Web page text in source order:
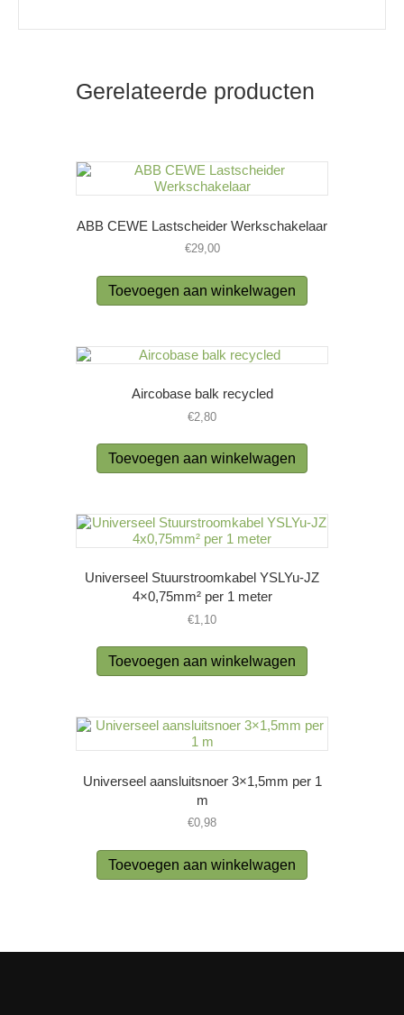
Gerelateerde producten
ABB CEWE Lastscheider Werkschakelaar
€29,00
Toevoegen aan winkelwagen
Aircobase balk recycled
€2,80
Toevoegen aan winkelwagen
Universeel Stuurstroomkabel YSLYu-JZ
4×0,75mm² per 1 meter
€1,10
Toevoegen aan winkelwagen
Universeel aansluitsnoer 3×1,5mm per 1
m
€0,98
Toevoegen aan winkelwagen